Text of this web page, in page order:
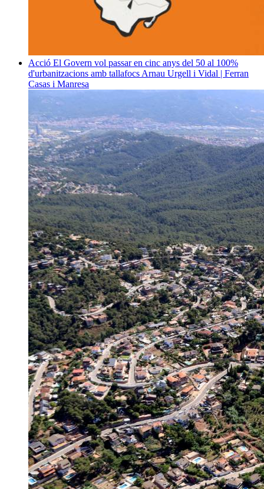
Acció El Govern vol passar en cinc anys del 50 al 100%
d'urbanitzacions amb tallafocs Arnau Urgell i Vidal | Ferran
Casas i Manresa